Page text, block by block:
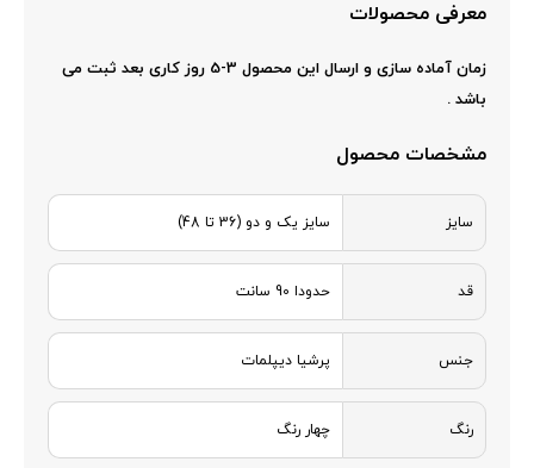
معرفی محصولات
زمان آماده سازی و ارسال این محصول 3-5 روز کاری بعد ثبت می
باشد .
مشخصات محصول
سایز سایز یک و دو (36 تا 48)
قد حدودا 90 سانت
جنس پرشیا دیپلمات
رنگ چهار رنگ